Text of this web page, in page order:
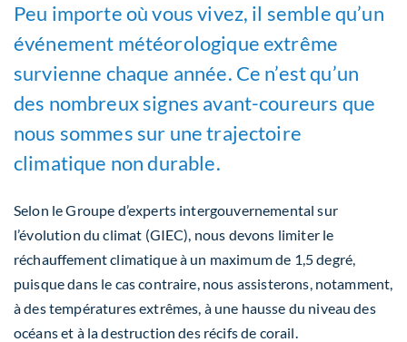
Peu importe où vous vivez, il semble qu’un
événement météorologique extrême
survienne chaque année. Ce n’est qu’un
des nombreux signes avant-coureurs que
nous sommes sur une trajectoire
climatique non durable.
Selon le Groupe d’experts intergouvernemental sur
l’évolution du climat (GIEC), nous devons limiter le
réchauffement climatique à un maximum de 1,5 degré,
puisque dans le cas contraire, nous assisterons, notamment,
à des températures extrêmes, à une hausse du niveau des
océans et à la destruction des récifs de corail.